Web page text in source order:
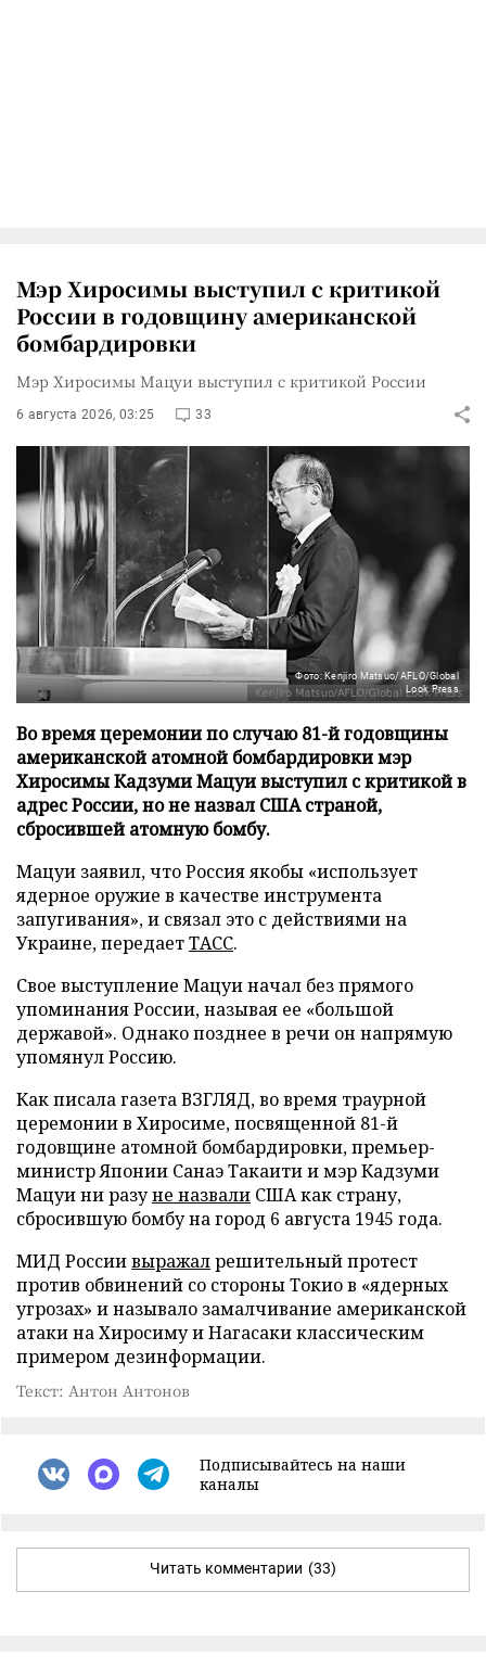
Мэр Хиросимы выступил с критикой
России в годовщину американской
бомбардировки
Мэр Хиросимы Мацуи выступил с критикой России
6 августа 2026, 03:25 33
Фото: Kenjiro Matsuo/AFLO/Global
Look Press
Во время церемонии по случаю 81-й годовщины
американской атомной бомбардировки мэр
Хиросимы Кадзуми Мацуи выступил с критикой в
адрес России, но не назвал США страной,
сбросившей атомную бомбу.
Мацуи заявил, что Россия якобы «использует
ядерное оружие в качестве инструмента
запугивания», и связал это с действиями на
Украине, передаетТАСС.
Свое выступление Мацуи начал без прямого
упоминания России, называя ее «большой
державой». Однако позднее в речи он напрямую
упомянул Россию.
Как писала газета ВЗГЛЯД, во время траурной
церемонии в Хиросиме, посвященной 81-й
годовщине атомной бомбардировки, премьер-
министр Японии Санаэ Такаити и мэр Кадзуми
Мацуи ни разуне назвали США как страну,
сбросившую бомбу на город 6 августа 1945 года.
МИД Россиивыражалрешительный протест
против обвинений со стороны Токио в «ядерных
угрозах» и называло замалчивание американской
атаки на Хиросиму и Нагасаки классическим
примером дезинформации.
Текст: Антон Антонов
Подписывайтесь на наши
каналы
Читать комментарии (33)